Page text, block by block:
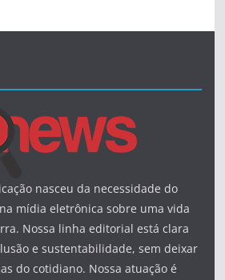
nasceu da necessidade do
mídia eletrônica sobre uma vida
Nossa linha editorial está clara
e sustentabilidade, sem deixar
do cotidiano. Nossa atuação é